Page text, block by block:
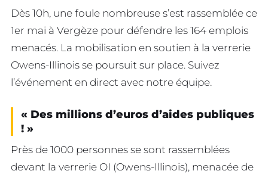
Dès 10h, une foule nombreuse s’est rassemblée ce
1er mai à Vergèze pour défendre les 164 emplois
menacés. La mobilisation en soutien à la verrerie
Owens-Illinois se poursuit sur place. Suivez
l’événement en direct avec notre équipe.
« Des millions d’euros d’aides publiques
! »
Près de 1000 personnes se sont rassemblées
devant la verrerie OI (Owens-Illinois), menacée de